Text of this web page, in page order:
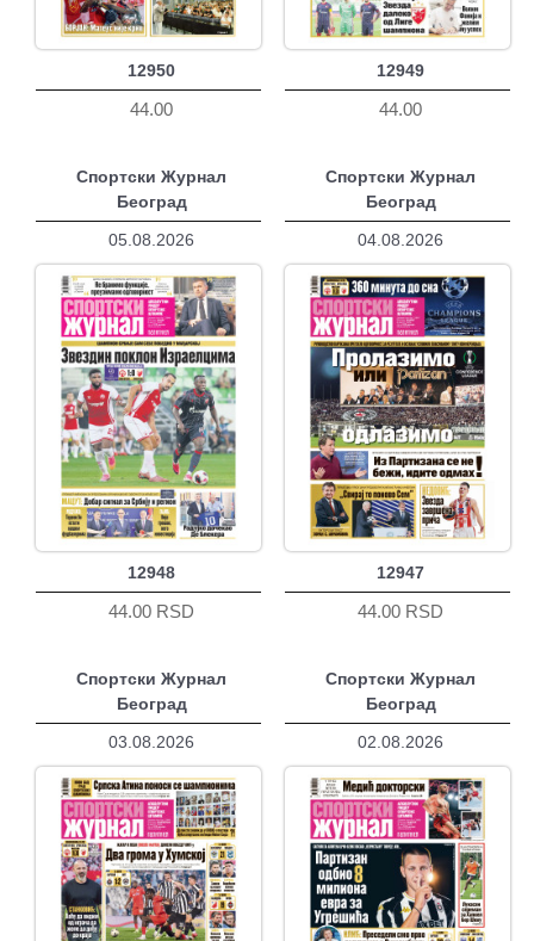
12950
44.00
12949
44.00
Спортски Журнал
Београд
05.08.2026
12948
44.00 RSD
Спортски Журнал
Београд
04.08.2026
12947
44.00 RSD
Спортски Журнал
Београд
03.08.2026
Спортски Журнал
Београд
02.08.2026